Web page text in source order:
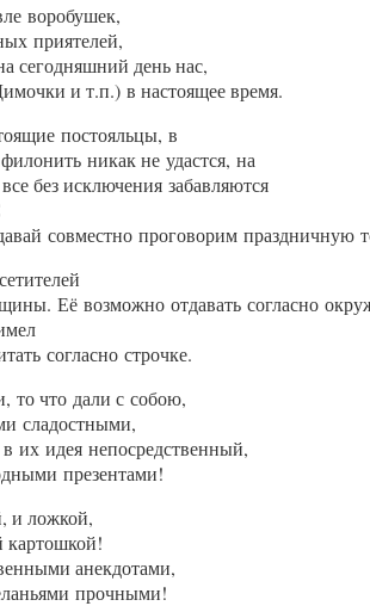
воробушек,
приятелей,
сегодняшний день нас,
и т.п.) в настоящее время.
постояльцы, в
никак не удастся, на
без исключения забавляются
совместно проговорим праздничную
Её возможно отдавать согласно
согласно строчке.
то что дали с собою,
сладостными,
их идея непосредственный,
презентами!
и ложкой,
картошкой!
анекдотами,
прочными!